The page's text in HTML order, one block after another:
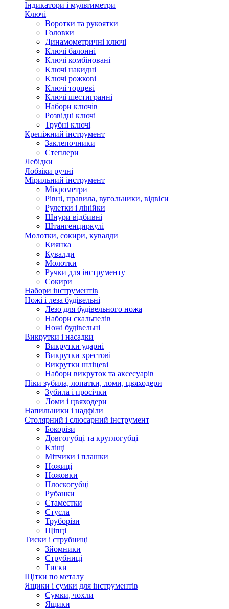
Індикатори і мультиметри
Ключі
Воротки та рукоятки
Головки
Динамометричні ключі
Ключі балонні
Ключі комбіновані
Ключі накидні
Ключі рожкові
Ключі торцеві
Ключі шестигранні
Набори ключів
Розвідні ключі
Трубні ключі
Крепіжний інструмент
Заклепочники
Степлери
Лебідки
Лобзіки ручні
Мірильний інструмент
Мікрометри
Рівні, правила, вугольники, відвіси
Рулетки і лінійки
Шнури відбивні
Штангенциркулі
Молотки, сокири, кувалди
Киянка
Кувалди
Молотки
Ручки для інструменту
Сокири
Набори інструментів
Ножі і леза будівельні
Лезо для будівельного ножа
Набори скальпелів
Ножі будівельні
Викрутки і насадки
Викрутки ударні
Викрутки хрестові
Викрутки шліцеві
Набори викруток та аксесуарів
Піки зубила, лопатки, ломи, цвяходери
Зубила і просічки
Ломи і цвяходери
Напильники і надфіли
Столярний і слюсарний інструмент
Бокорізи
Довгогубці та круглогубці
Кліщі
Мітчики і плашки
Ножиці
Ножовки
Плоскогубці
Рубанки
Стаместки
Стусла
Труборізи
Щіпці
Тиски і струбниці
Зйомники
Струбниці
Тиски
Щітки по металу
Ящики і сумки для інструментів
Сумки, чохли
Ящики